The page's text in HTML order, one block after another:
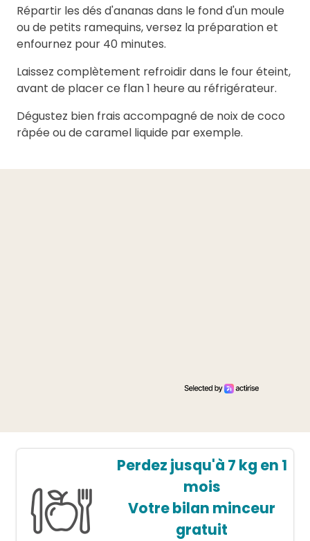
Répartir les dés d'ananas dans le fond d'un moule
ou de petits ramequins, versez la préparation et
enfournez pour 40 minutes.
Laissez complètement refroidir dans le four éteint,
avant de placer ce flan 1 heure au réfrigérateur.
Dégustez bien frais accompagné de noix de coco
râpée ou de caramel liquide par exemple.
Perdez jusqu'à 7 kg en 1
mois
Votre bilan minceur
gratuit